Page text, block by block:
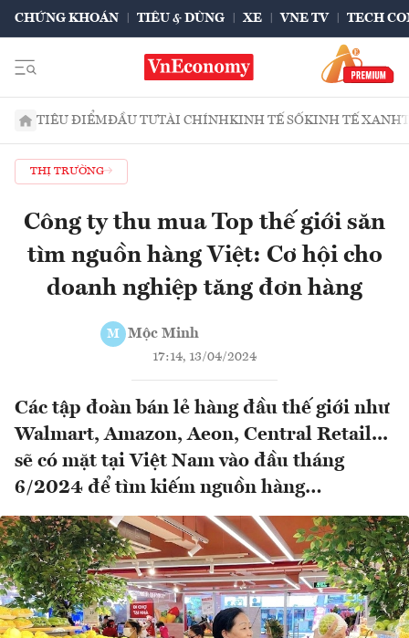
CHỨNG KHOÁN TIÊU & DÙNG XE VNE TV TECH
TIÊU ĐIỂMĐẦU TƯTÀI CHÍNHKINH TẾ SỐKINH TẾ XANH
THỊ TRƯỜNG
Công ty thu mua Top thế giới săn
tìm nguồn hàng Việt: Cơ hội cho
doanh nghiệp tăng đơn hàng
M Mộc Minh
17:14, 13/04/2024
Các tập đoàn bán lẻ hàng đầu thế giới như
Walmart, Amazon, Aeon, Central Retail...
sẽ có mặt tại Việt Nam vào đầu tháng
6/2024 để tìm kiếm nguồn hàng…